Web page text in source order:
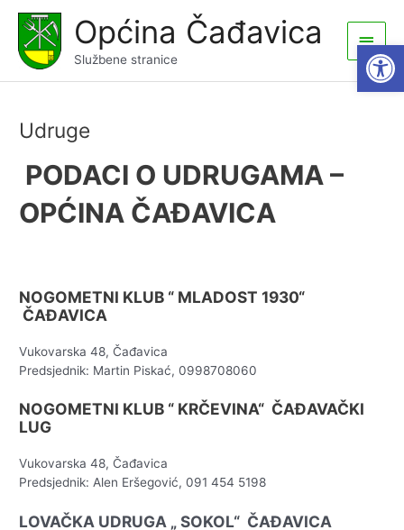
content
Općina Čađavica
Službene stranice
Main
Menu
Udruge
PODACI O UDRUGAMA –
OPĆINA ČAĐAVICA
NOGOMETNI KLUB “ MLADOST 1930“
ČAĐAVICA
Vukovarska 48, Čađavica
Predsjednik: Martin Piskać, 0998708060
NOGOMETNI KLUB “ KRČEVINA“ ČAĐAVAČKI
LUG
Vukovarska 48, Čađavica
Predsjednik: Alen Eršegović, 091 454 5198
LOVAČKA UDRUGA „ SOKOL“ ČAĐAVICA